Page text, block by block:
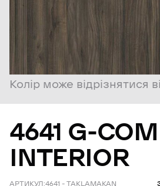
Колір може відрізнятися
4641 G-COM
INTERIOR
АРТИКУЛ:4641 – TAKLAMAKAN